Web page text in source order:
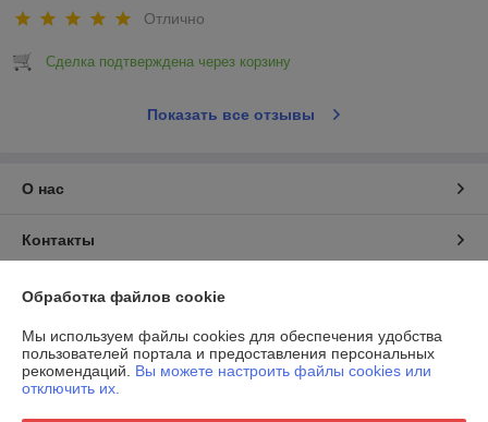
Отлично
Сделка подтверждена через корзину
Показать все отзывы
О нас
Контакты
Доставка и оплата
График работы
Полная версия сайта
Обработка файлов cookie
Мы используем файлы cookies для обеспечения удобства
пользователей портала и предоставления персональных
рекомендаций. Вы можете настроить файлы cookies или
отключить их.